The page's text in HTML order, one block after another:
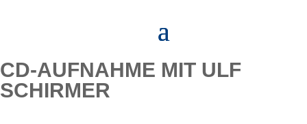
CD-AUFNAHME MIT ULF
SCHIRMER